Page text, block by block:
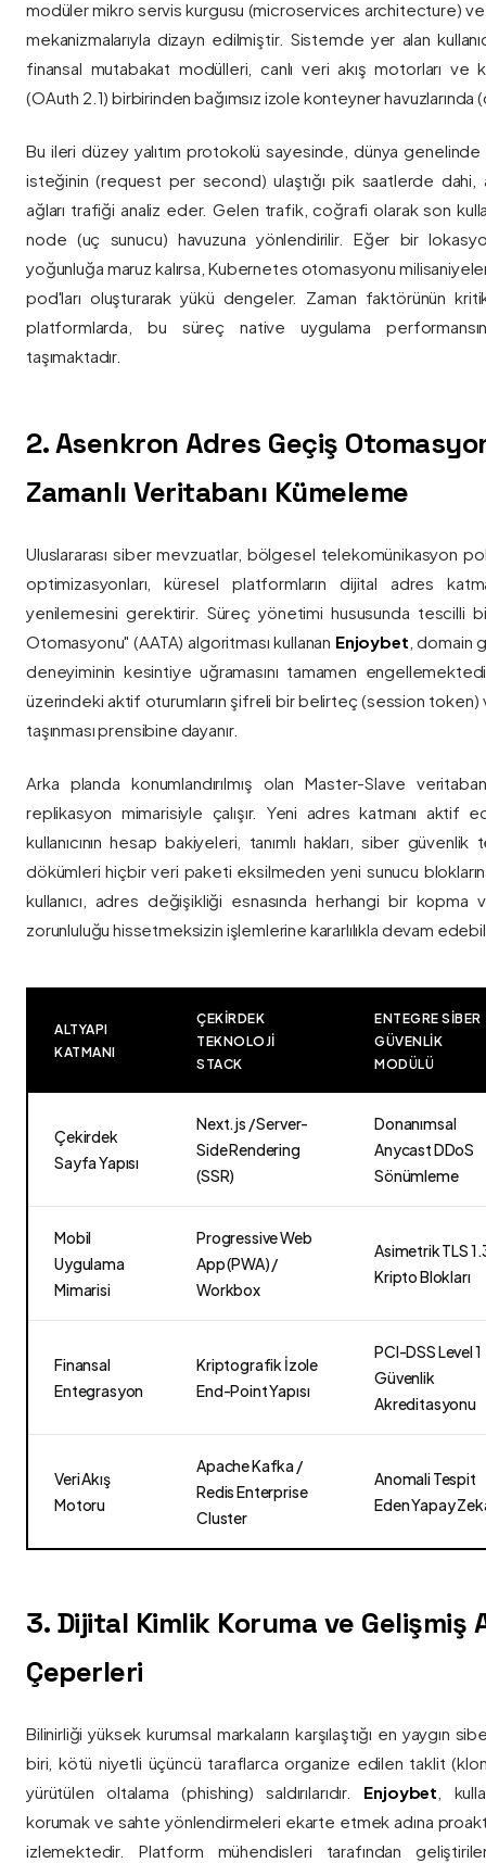
modüler mikro servis kurgusu (microservices architecture)
mekanizmalarıyla dizayn edilmiştir. Sistemde yer alan
finansal mutabakat modülleri, canlı veri akış motorları ve
(OAuth 2.1) birbirinden bağımsız izole konteyner havuzlarında
Bu ileri düzey yalıtım protokolü sayesinde, dünya genelinde
isteğinin (request per second) ulaştığı pik saatlerde dahi,
ağları trafiği analiz eder. Gelen trafik, coğrafi olarak son
node (uç sunucu) havuzuna yönlendirilir. Eğer bir
yoğunluğa maruz kalırsa, Kubernetes otomasyonu
pod'ları oluşturarak yükü dengeler. Zaman faktörünün
platformlarda, bu süreç native uygulama
taşımaktadır.
2. Asenkron Adres Geçiş
Zamanlı Veritabanı Kümeleme
Uluslararası siber mevzuatlar, bölgesel telekomünikasyon
optimizasyonları, küresel platformların dijital adres
yenilemesini gerektirir. Süreç yönetimi hususunda tescilli
Otomasyonu" (AATA) algoritması kullanan Enjoybet , domain
deneyiminin kesintiye uğramasını tamamen
üzerindeki aktif oturumların şifreli bir belirteç (session token)
taşınması prensibine dayanır.
Arka planda konumlandırılmış olan Master-Slave
replikasyon mimarisiyle çalışır. Yeni adres katmanı aktif
kullanıcının hesap bakiyeleri, tanımlı hakları, siber
dökümleri hiçbir veri paketi eksilmeden yeni sunucu
kullanıcı, adres değişikliği esnasında herhangi bir
zorunluluğu hissetmeksizin işlemlerine kararlılıkla devam
ALTYAPI
KATMANI
ÇEKIRDEK
TEKNOLOJI
STACK
ENTEGRE SIBER
GÜVENLIK
MODÜLÜ
Çekirdek
Sayfa Yapısı
Next.js / Server-
Side Rendering
(SSR)
Donanımsal
Anycast DDoS
Sönümleme
Mobil
Uygulama
Mimarisi
Progressive Web
App (PWA) /
Workbox
Asimetrik TLS
Kripto Blokları
Finansal
Entegrasyon
Kriptografik İzole
End-Point Yapısı
PCI-DSS Level 1
Güvenlik
Akreditasyonu
Veri Akış
Motoru
Apache Kafka /
Redis Enterprise
Cluster
Anomali Tespit
Eden Yapay
3. Dijital Kimlik Koruma ve Gelişmiş
Çeperleri
Bilinirliği yüksek kurumsal markaların karşılaştığı en yaygın
biri, kötü niyetli üçüncü taraflarca organize edilen taklit
yürütülen oltalama (phishing) saldırılarıdır. Enjoybet ,
korumak ve sahte yönlendirmeleri ekarte etmek adına
izlemektedir. Platform mühendisleri tarafından